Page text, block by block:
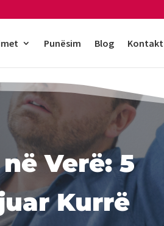
Punësim Blog Kontakt
Verë: 5
Kurrë